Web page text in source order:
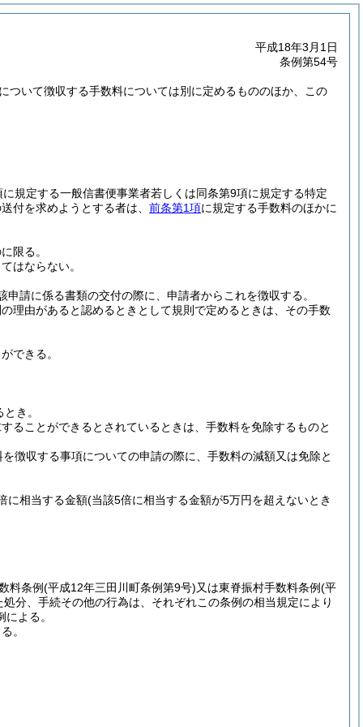
平成18年3月1日
条例第54号
ついて徴収する手数料については別に定めるもののほか、この
規定する一般信書便事業者若しくは同条第9項に規定する特定
付を求めようとする者は、 前条第1項に規定する手数料のほかに
限る。
はならない。
請に係る書類の交付の際に、申請者からこれを徴収する。
理由があると認めるときとして規則で定めるときは、その手数
できる。
き。
ることができるとされているときは、手数料を免除するものと
徴収する事項についての申請の際に、手数料の減額又は免除と
に相当する金額(当該5倍に相当する金額が5万円を超えないとき
料条例(平成12年三田川町条例第9号)又は東脊振村手数料条例(平
分、手続その他の行為は、それぞれこの条例の相当規定により
よる。
。